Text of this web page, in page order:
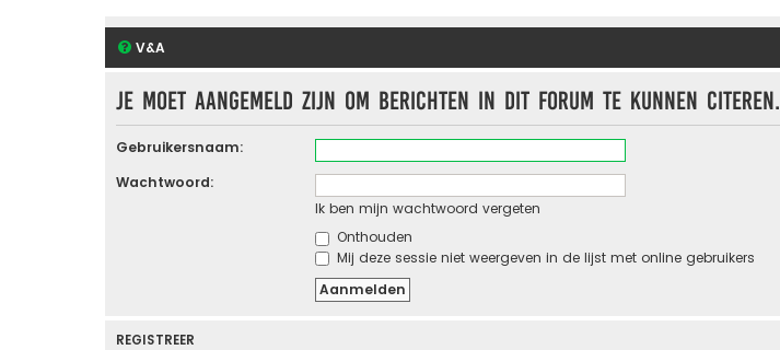
V&A
Je moet aangemeld zijn om berichten in dit forum te kunnen citeren.
Gebruikersnaam:
Wachtwoord:
Ik ben mijn wachtwoord vergeten
Onthouden
Mij deze sessie niet weergeven in de lijst met online gebruikers
REGISTREER